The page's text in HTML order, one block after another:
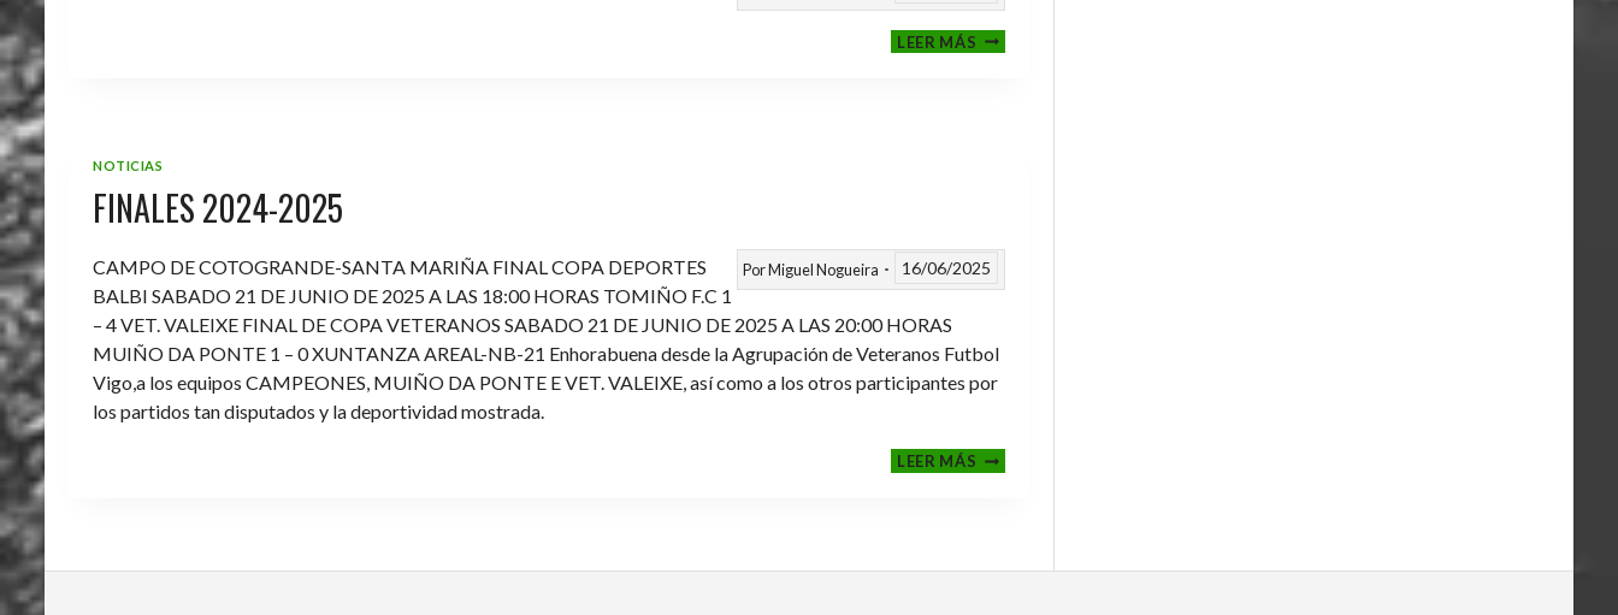
LEER MÁSVI
MEMORIAL
NOTICIAS
FINALES 2024-2025
PorMiguel Nogueira 16/06/2025
CAMPO DE COTOGRANDE-SANTA MARIÑA FINAL COPA DEPORTES
BALBI SABADO 21 DE JUNIO DE 2025 A LAS 18:00 HORAS TOMIÑO F.C 1
– 4 VET. VALEIXE FINAL DE COPA VETERANOS SABADO 21 DE JUNIO DE 2025 A LAS 20:00 HORAS
MUIÑO DA PONTE 1 – 0 XUNTANZA AREAL-NB-21 Enhorabuena desde la Agrupación de Veteranos Futbol
Vigo,a los equipos CAMPEONES, MUIÑO DA PONTE E VET. VALEIXE, así como a los otros participantes por
los partidos tan disputados y la deportividad mostrada.
LEER MÁSFINALES
2024-